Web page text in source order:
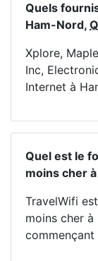
Quels
Ham-Nord,
Xplore,
Inc,
Internet à
Quel est le
moins cher
TravelWifi
moins cher à
commençant